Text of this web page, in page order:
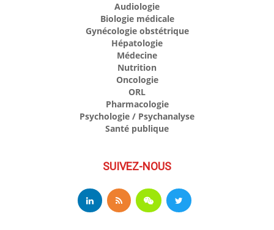
Audiologie
Biologie médicale
Gynécologie obstétrique
Hépatologie
Médecine
Nutrition
Oncologie
ORL
Pharmacologie
Psychologie / Psychanalyse
Santé publique
SUIVEZ-NOUS